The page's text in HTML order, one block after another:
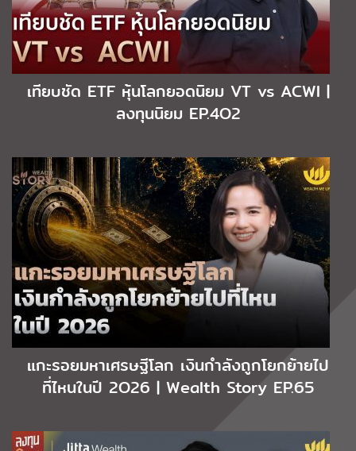
เทียบชัด ETF หุ้นโลกยอดนิยม VT vs ACWI |
ลงทุนนิยม EP.4O2
แกะรอยมหาเศรษฐีโลก เงินกำลังถูกโยกย้ายไป
ที่ไหนในปี 2O26 | Wealth Story EP.65